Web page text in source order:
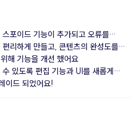
게 구분하고
수 있도록 상세
여 더욱 완성도
비스
포이드 기능이 추가되고 오류를
리하게 만들고, 콘텐츠의 완성도를
을 개선했어요.
해 기능을 개선 했어요
있도록 편집 기능과 UI를 새롭게
이드 되었어요!